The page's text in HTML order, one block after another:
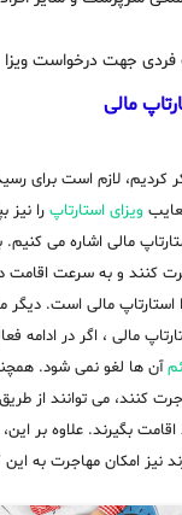
فردی جهت درخواست ویزا
مالی
کردیم، لازم است برای
ویزای استارتاپ را نیز
مالی اشاره می
کنند و به سرعت اقامت
استارتاپ مالی است.
مالی ، اگر در ادامه
آن ها لغو نمی شود.
کنند، می توانند از
بگیرند. علاوه بر
نیز امکان مهاجرت به